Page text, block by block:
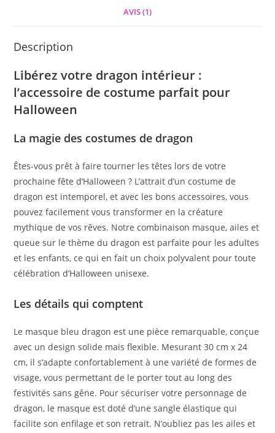
AVIS (1)
Description
Libérez votre dragon intérieur :
l’accessoire de costume parfait pour
Halloween
La magie des costumes de dragon
Êtes-vous prêt à faire tourner les têtes lors de votre
prochaine fête d’Halloween ? L’attrait d’un costume de
dragon est intemporel, et avec les bons accessoires, vous
pouvez facilement vous transformer en la créature
mythique de vos rêves. Notre combinaison masque, ailes et
queue sur le thème du dragon est parfaite pour les adultes
et les enfants, ce qui en fait un choix polyvalent pour toute
célébration d’Halloween unisexe.
Les détails qui comptent
Le masque bleu dragon est une pièce remarquable, conçue
avec un design solide mais flexible. Mesurant 30 cm x 24
cm, il s’adapte confortablement à une variété de formes de
visage, vous permettant de le porter tout au long des
festivités sans gêne. Pour sécuriser votre personnage de
dragon, le masque est doté d’une sangle élastique qui
facilite son enfilage et son retrait. N’oubliez pas les ailes et